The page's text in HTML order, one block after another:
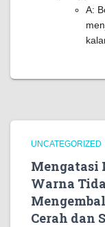
A:
UNCATEGORIZED
Mengatasi
Warna
Cerah dan